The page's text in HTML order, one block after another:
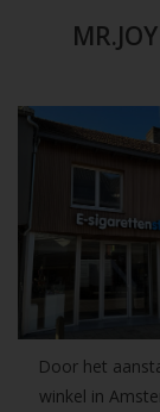
Door het
winkel in